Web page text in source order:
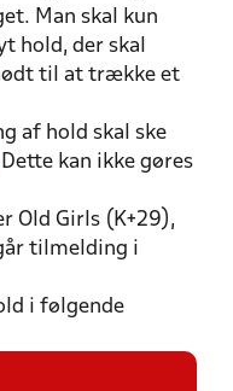
Man skal kun
hold, der skal
til at trække et
af hold skal ske
kan ikke gøres
Old Girls (K+29),
tilmelding i
i følgende